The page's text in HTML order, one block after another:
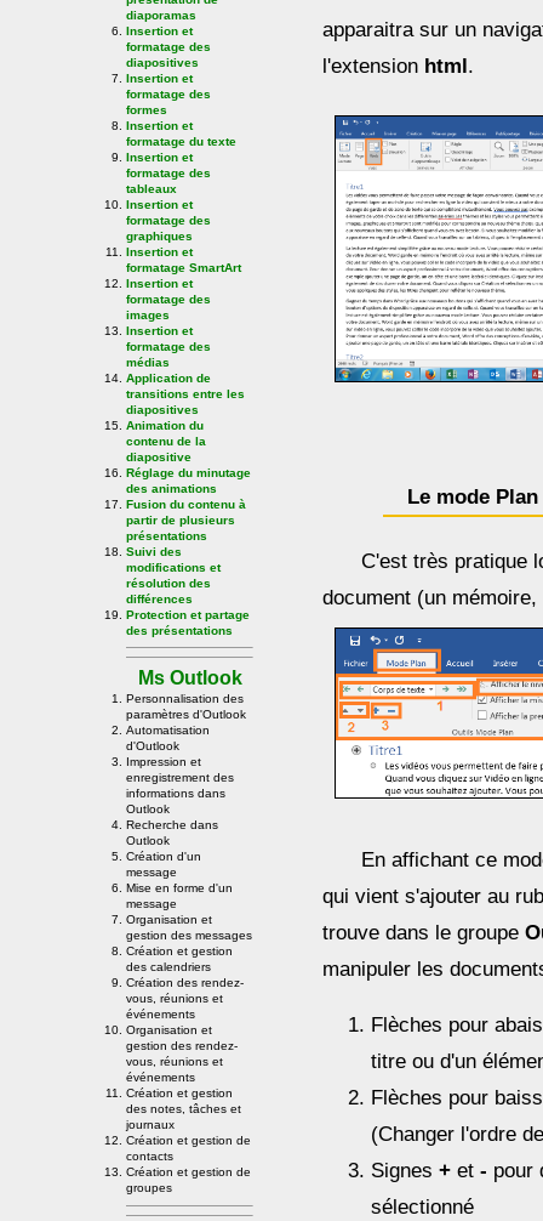
diaporamas
Insertion et
formatage des
diapositives
Insertion et
formatage des
formes
Insertion et
formatage du texte
Insertion et
formatage des
tableaux
Insertion et
formatage des
graphiques
Insertion et
formatage SmartArt
Insertion et
formatage des
images
Insertion et
formatage des
médias
Application de
transitions entre les
diapositives
Animation du
contenu de la
diapositive
Réglage du minutage
des animations
Fusion du contenu à
partir de plusieurs
présentations
Suivi des
modifications et
résolution des
différences
Protection et partage
des présentations
Ms Outlook
Personnalisation des
paramètres d'Outlook
Automatisation
d'Outlook
Impression et
enregistrement des
informations dans
Outlook
Recherche dans
Outlook
Création d'un
message
Mise en forme d'un
message
Organisation et
gestion des messages
Création et gestion
des calendriers
Création des rendez-
vous, réunions et
événements
Organisation et
gestion des rendez-
vous, réunions et
événements
Création et gestion
des notes, tâches et
journaux
Création et gestion de
contacts
Création et gestion de
groupes
apparaitra sur un
l'extension html.
Le mode Plan
C'est très pratique
document (un
En affichant ce
qui vient s'ajouter au
trouve dans le groupe
manipuler les
Flèches pour
titre ou d'un
Flèches pour
(Changer l'ordre
Signes+ et- pour
sélectionné